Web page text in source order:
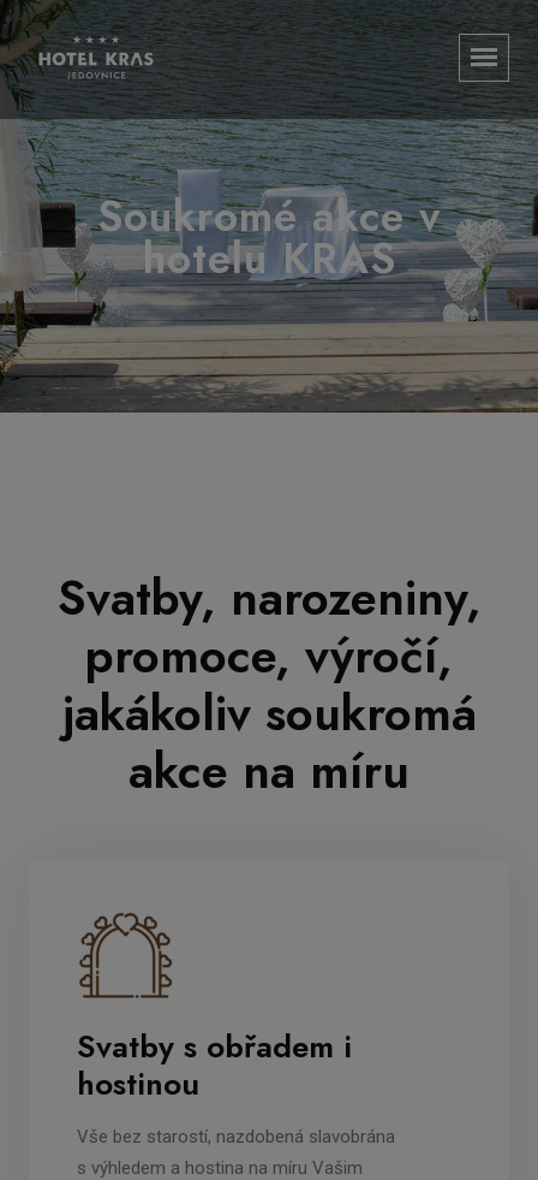
Soukromé akce v
hotelu KRAS
Svatby, narozeniny,
promoce, výročí,
jakákoliv soukromá
akce na míru
Svatby s obřadem i
hostinou
Vše bez starostí, nazdobená slavobrána
s výhledem a hostina na míru Vašim